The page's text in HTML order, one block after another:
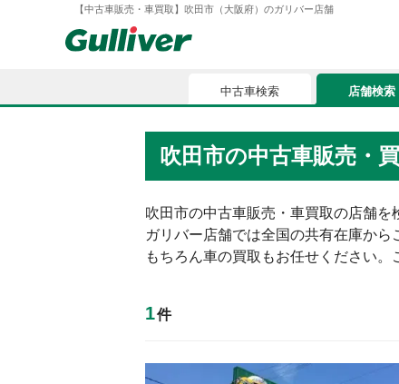
【中古車販売・車買取】吹田市（大阪府）のガリバー店舗
中古車検索
車購入ガイド
ローン
お客様の評価
お気に
中古車検索 店舗検索
吹田市の中古車販売・
吹田市の中古車販売・車買取の店舗を
ガリバー店舗では全国の共有在庫から
もちろん車の買取もお任せください
1件